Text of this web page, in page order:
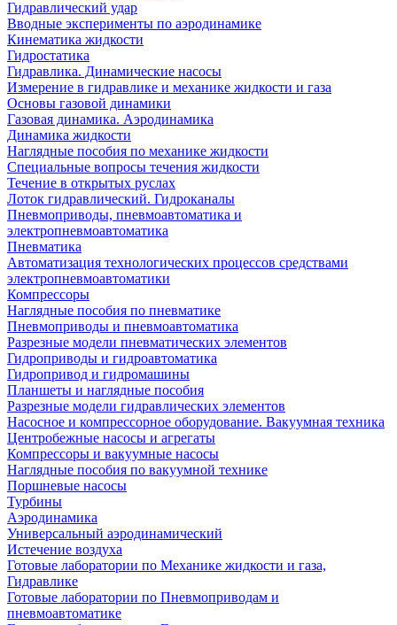
Гидравлический удар
Вводные эксперименты по аэродинамике
Кинематика жидкости
Гидростатика
Гидравлика. Динамические насосы
Измерение в гидравлике и механике жидкости и газа
Основы газовой динамики
Газовая динамика. Аэродинамика
Динамика жидкости
Наглядные пособия по механике жидкости
Специальные вопросы течения жидкости
Течение в открытых руслах
Лоток гидравлический. Гидроканалы
Пневмоприводы, пневмоавтоматика и
электропневмоавтоматика
Пневматика
Автоматизация технологических процессов средствами
электропневмоавтоматики
Компрессоры
Наглядные пособия по пневматике
Пневмоприводы и пневмоавтоматика
Разрезные модели пневматических элементов
Гидроприводы и гидроавтоматика
Гидропривод и гидромашины
Планшеты и наглядные пособия
Разрезные модели гидравлических элементов
Насосное и компрессорное оборудование. Вакуумная техника
Центробежные насосы и агрегаты
Компрессоры и вакуумные насосы
Наглядные пособия по вакуумной технике
Поршневые насосы
Турбины
Аэродинамика
Универсальный аэродинамический
Истечение воздуха
Готовые лаборатории по Механике жидкости и газа,
Гидравлике
Готовые лаборатории по Пневмоприводам и
пневмоавтоматике